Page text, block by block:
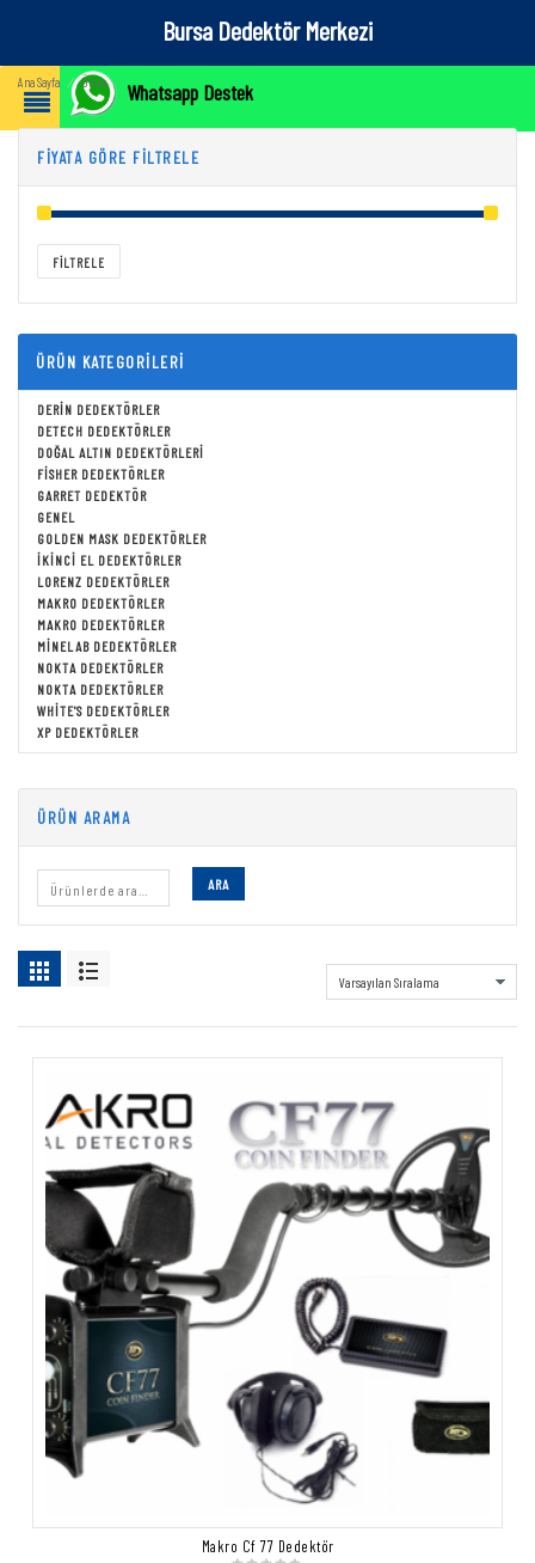
Bursa Dedektör Merkezi
Whatsapp Destek
Ana Sayfa ⁄ Ürün
FIYATA GÖRE FILTRELE
FILTRELE
ÜRÜN KATEGORILERI
DERIN DEDEKTÖRLER
DETECH DEDEKTÖRLER
DOĞAL ALTIN DEDEKTÖRLERI
FISHER DEDEKTÖRLER
GARRET DEDEKTÖR
GENEL
GOLDEN MASK DEDEKTÖRLER
İKINCI EL DEDEKTÖRLER
LORENZ DEDEKTÖRLER
MAKRO DEDEKTÖRLER
MAKRO DEDEKTÖRLER
MINELAB DEDEKTÖRLER
NOKTA DEDEKTÖRLER
NOKTA DEDEKTÖRLER
WHITE'S DEDEKTÖRLER
XP DEDEKTÖRLER
ÜRÜN ARAMA
ARA
NOKTA DEDEKTOR
Makro Cf 77 Dedektör